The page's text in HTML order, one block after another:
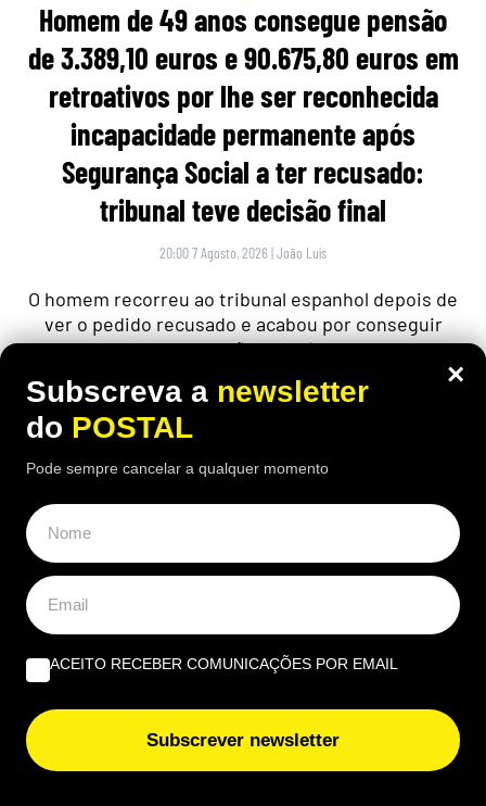
Homem de 49 anos consegue pensão
de 3.389,10 euros e 90.675,80 euros em
retroativos por lhe ser reconhecida
incapacidade permanente após
Segurança Social a ter recusado:
tribunal teve decisão final
20:00 7 Agosto, 2026 |João Luís
O homem recorreu ao tribunal espanhol depois de
ver o pedido recusado e acabou por conseguir
uma decisão favorável
NACIONAL
×
Subscreva a newsletter
do POSTAL
Pode sempre cancelar a qualquer momento
ACEITO RECEBER COMUNICAÇÕES POR EMAIL
Subscrever newsletter